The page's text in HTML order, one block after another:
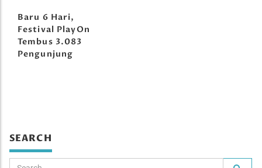
Baru 6 Hari,
Festival PlayOn
Tembus 3.083
Pengunjung
SEARCH